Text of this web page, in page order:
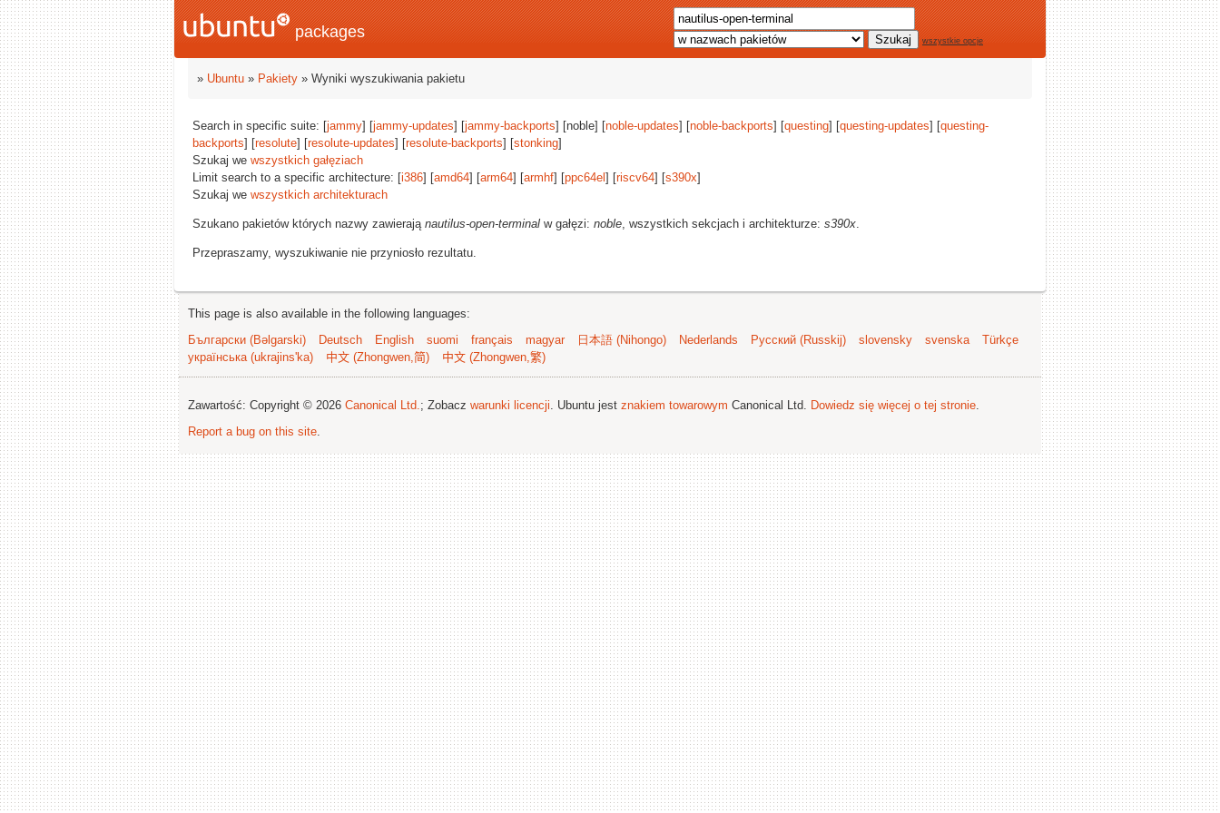
packages wszystkie opcje
» Ubuntu » Pakiety » Wyniki wyszukiwania pakietu
Search in specific suite: [jammy] [jammy-updates] [jammy-backports] [noble] [noble-updates] [noble-backports] [questing] [questing-updates] [questing-
backports] [resolute] [resolute-updates] [resolute-backports] [stonking]
Szukaj we wszystkich gałęziach
Limit search to a specific architecture: [i386] [amd64] [arm64] [armhf] [ppc64el ] [riscv64] [s390x]
Szukaj we wszystkich architekturach
Szukano pakietów których nazwy zawierają nautilus-open-terminal w gałęzi: noble, wszystkich sekcjach i architekturze: s390x.
Przepraszamy, wyszukiwanie nie przyniosło rezultatu.
This page is also available in the following languages:
Български (Bəlgarski)
Deutsch English suomi français magyar 日本語 (Nihongo) Nederlands Русский (Russkij) slovensky svenska
Türkçe
українська (ukrajins'ka)
中文 (Zhongwen,简) 中文 (Zhongwen,繁)
Zawartość: Copyright © 2026 Canonical Ltd.; Zobacz warunki licencji. Ubuntu jest znakiem towarowym Canonical Ltd. Dowiedz się więcej o tej stronie.
Report a bug on this site.